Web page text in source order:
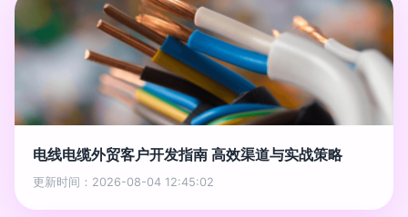
电线电缆外贸客户开发指南 高效渠道与实战策略
更新时间：2026-08-04 12:45:02